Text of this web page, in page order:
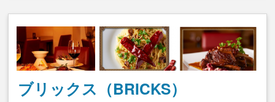
ブリックス（BRICKS）